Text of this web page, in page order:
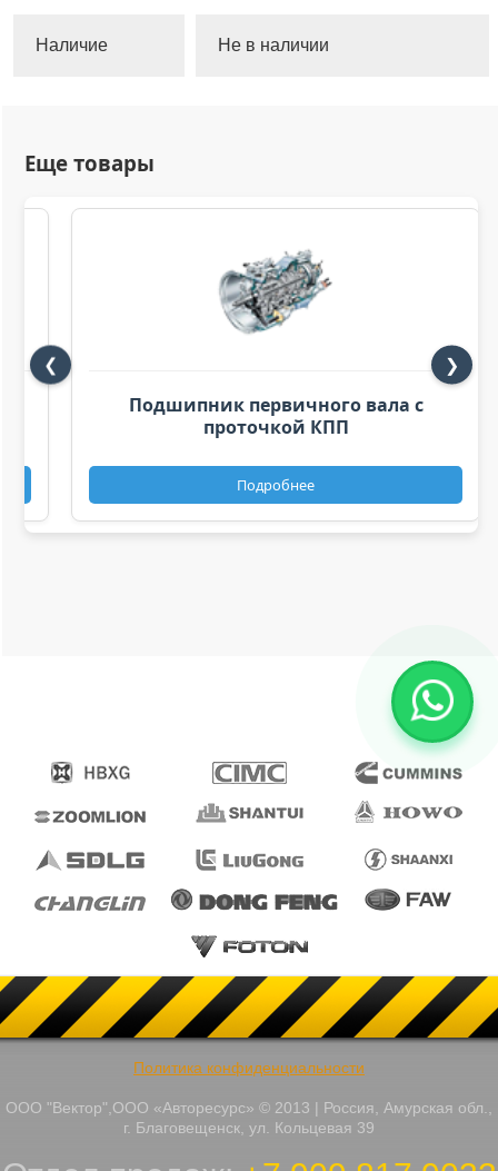
Наличие Не в наличии
Политика конфиденциальности
ООО "Вектор",ООО «Авторесурс» © 2013 | Россия, Амурская обл.,
г. Благовещенск, ул. Кольцевая 39